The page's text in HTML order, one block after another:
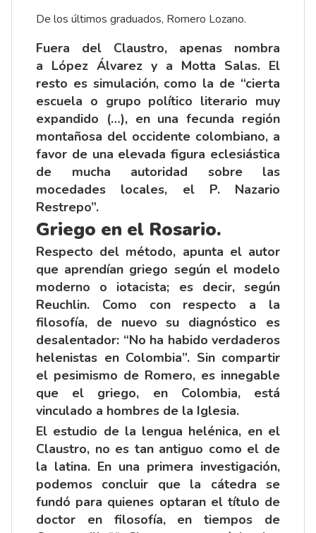
De los últimos graduados, Romero Lozano.
Fuera del Claustro, apenas nombra
a López Álvarez y a Motta Salas. El
resto es simulación, como la de “cierta
escuela o grupo político literario muy
expandido (…), en una fecunda región
montañosa del occidente colombiano, a
favor de una elevada figura eclesiástica
de mucha autoridad sobre las
mocedades locales, el P. Nazario
Restrepo”.
Griego en el Rosario.
Respecto del método, apunta el autor
que aprendían griego según el modelo
moderno o iotacista; es decir, según
Reuchlin. Como con respecto a la
filosofía, de nuevo su diagnóstico es
desalentador: “No ha habido verdaderos
helenistas en Colombia”. Sin compartir
el pesimismo de Romero, es innegable
que el griego, en Colombia, está
vinculado a hombres de la Iglesia.
El estudio de la lengua helénica, en el
Claustro, no es tan antiguo como el de
la latina. En una primera investigación,
podemos concluir que la cátedra se
fundó para quienes optaran el título de
doctor en filosofía, en tiempos de